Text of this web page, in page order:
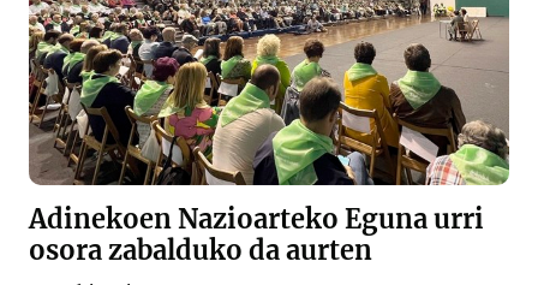
Adinekoen Nazioarteko Eguna urri
osora zabalduko da aurten